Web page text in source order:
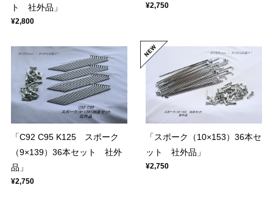
ト 社外品」
¥2,800
¥2,750
「C92 C95 K125 スポーク
（9×139）36本セット 社外
品」
¥2,750
「スポーク（10×153）36本セ
ット 社外品」
¥2,750